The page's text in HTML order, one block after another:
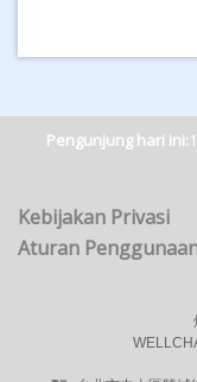
Pengunjung hari ini:
Kebijakan Privasi
Aturan